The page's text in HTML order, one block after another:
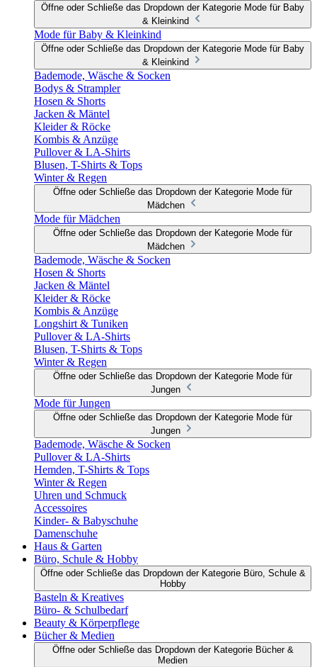
Öffne oder Schließe das Dropdown der Kategorie Mode für Baby
& Kleinkind
Mode für Baby & Kleinkind
Öffne oder Schließe das Dropdown der Kategorie Mode für Baby
& Kleinkind
Bademode, Wäsche & Socken
Bodys & Strampler
Hosen & Shorts
Jacken & Mäntel
Kleider & Röcke
Kombis & Anzüge
Pullover & LA-Shirts
Blusen, T-Shirts & Tops
Winter & Regen
Öffne oder Schließe das Dropdown der Kategorie Mode für
Mädchen
Mode für Mädchen
Öffne oder Schließe das Dropdown der Kategorie Mode für
Mädchen
Bademode, Wäsche & Socken
Hosen & Shorts
Jacken & Mäntel
Kleider & Röcke
Kombis & Anzüge
Longshirt & Tuniken
Pullover & LA-Shirts
Blusen, T-Shirts & Tops
Winter & Regen
Öffne oder Schließe das Dropdown der Kategorie Mode für
Jungen
Mode für Jungen
Öffne oder Schließe das Dropdown der Kategorie Mode für
Jungen
Bademode, Wäsche & Socken
Pullover & LA-Shirts
Hemden, T-Shirts & Tops
Winter & Regen
Uhren und Schmuck
Accessoires
Kinder- & Babyschuhe
Damenschuhe
Haus & Garten
Büro, Schule & Hobby
Öffne oder Schließe das Dropdown der Kategorie Büro, Schule &
Hobby
Basteln & Kreatives
Büro- & Schulbedarf
Beauty & Körperpflege
Bücher & Medien
Öffne oder Schließe das Dropdown der Kategorie Bücher &
Medien